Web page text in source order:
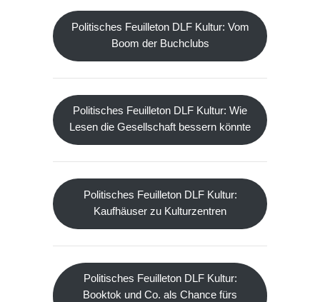
Politisches Feuilleton DLF Kultur: Vom
Boom der Buchclubs
Politisches Feuilleton DLF Kultur: Wie
Lesen die Gesellschaft bessern könnte
Politisches Feuilleton DLF Kultur:
Kaufhäuser zu Kulturzentren
Politisches Feuilleton DLF Kultur:
Booktok und Co. als Chance fürs